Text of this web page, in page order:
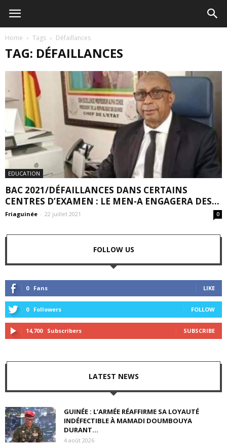
Home Tags Défaillances
TAG: DÉFAILLANCES
EDUCATION
BAC 2021/DÉFAILLANCES DANS CERTAINS
CENTRES D’EXAMEN : LE MEN-A ENGAGERA DES...
Friaguinée - 22 juillet 2021 0
FOLLOW US
0 Fans LIKE
0 Followers FOLLOW
14,700 Subscribers SUBSCRIBE
LATEST NEWS
GUINÉE : L’ARMÉE RÉAFFIRME SA LOYAUTÉ
INDÉFECTIBLE À MAMADI DOUMBOUYA
DURANT...
4 août 2026